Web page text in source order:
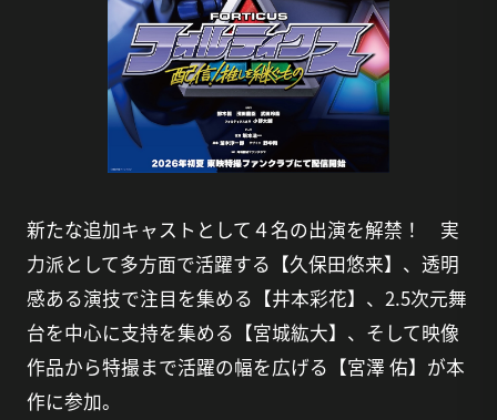
新たな追加キャストとして４名の出演を解禁！ 実
力派として多方面で活躍する【久保田悠来】、透明
感ある演技で注目を集める【井本彩花】、2.5次元舞
台を中心に支持を集める【宮城紘大】、そして映像
作品から特撮まで活躍の幅を広げる【宮澤 佑】が本
作に参加。